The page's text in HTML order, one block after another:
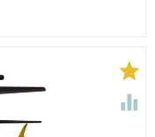

